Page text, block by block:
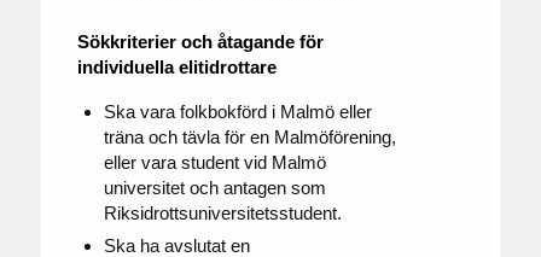
Sökkriterier och åtagande för
individuella elitidrottare
Ska vara folkbokförd i Malmö eller
träna och tävla för en Malmöförening,
eller vara student vid Malmö
universitet och antagen som
Riksidrottsuniversitetsstudent.
Ska ha avslutat en